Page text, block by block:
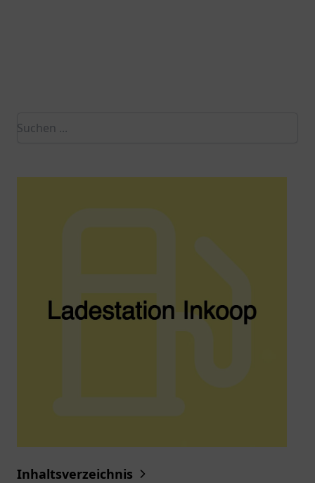
Inhaltsverzeichnis